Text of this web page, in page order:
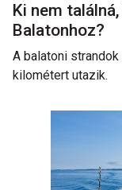
Ki nem
Balatonhoz?
A balatoni
kilométert utazik.